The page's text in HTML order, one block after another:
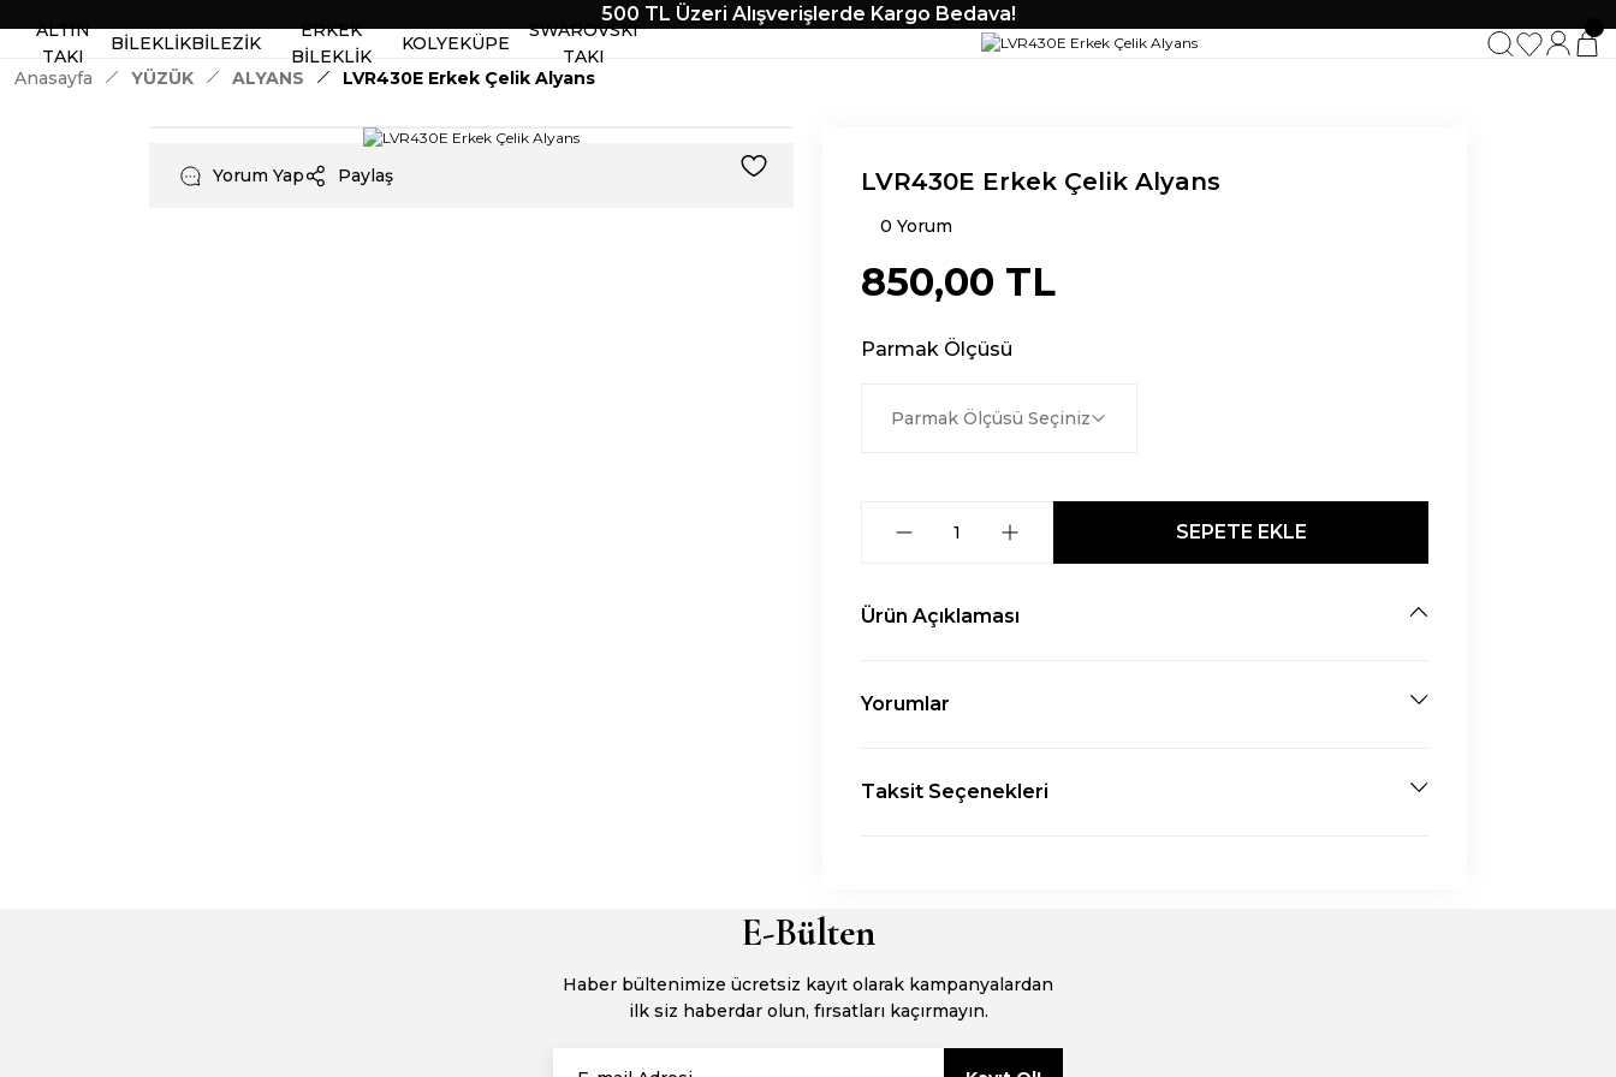
500 TL Üzeri Alışverişlerde Kargo Bedava!
ALTIN
TAKI
BİLEKLİKBİLEZİK
ERKEK
BİLEKLİK
KOLYEKÜPE
SWAROVSKI
TAKI
Anasayfa
YÜZÜK ALYANS LVR430E Erkek Çelik Alyans
Yorum Yap Paylaş LVR430E Erkek Çelik Alyans
0 Yorum
850,00 TL
Parmak Ölçüsü
SEPETE EKLE
Ürün Açıklaması
Yorumlar
Taksit Seçenekleri
E-Bülten
Haber bültenimize ücretsiz kayıt olarak kampanyalardan
ilk siz haberdar olun, fırsatları kaçırmayın.